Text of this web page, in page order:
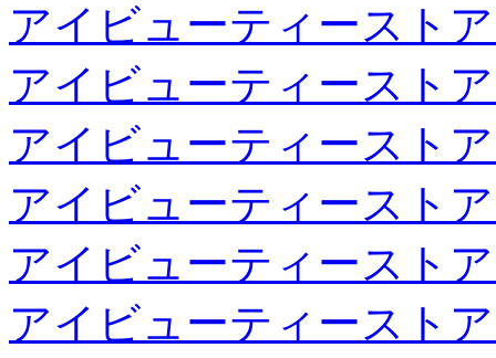
アイビューティースト
アイビューティースト
アイビューティースト
アイビューティースト
アイビューティースト
アイビューティースト